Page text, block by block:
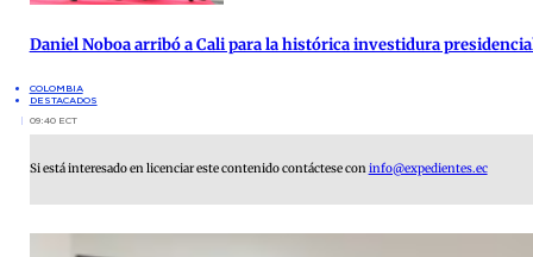
Daniel Noboa arribó a Cali para la histórica investidura
COLOMBIA
DESTACADOS
09:40 ECT
Si está interesado en licenciar este contenido contáctese coninfo@expedientes.ec